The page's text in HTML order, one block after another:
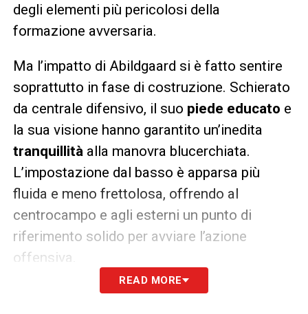
degli elementi più pericolosi della
formazione avversaria.
Ma l’impatto di Abildgaard si è fatto sentire
soprattutto in fase di costruzione. Schierato
da centrale difensivo, il suo piede educato e
la sua visione hanno garantito un’inedita
tranquillitàalla manovra blucerchiata.
L’impostazione dal basso è apparsa più
fluida e meno frettolosa, offrendo al
centrocampo e agli esterni un punto di
riferimento solido per avviare l’azione
offensiva.
Luci e ombre sul nuovo ruolo
READ MORE